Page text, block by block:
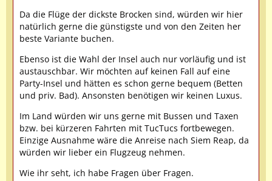
Da die Flüge der dickste Brocken sind, würden wir hier
natürlich gerne die günstigste und von den Zeiten her
beste Variante buchen.
Ebenso ist die Wahl der Insel auch nur vorläufig und ist
austauschbar. Wir möchten auf keinen Fall auf eine
Party-Insel und hätten es schon gerne bequem (Betten
und priv. Bad). Ansonsten benötigen wir keinen Luxus.
Im Land würden wir uns gerne mit Bussen und Taxen
bzw. bei kürzeren Fahrten mit TucTucs fortbewegen.
Einzige Ausnahme wäre die Anreise nach Siem Reap, da
würden wir lieber ein Flugzeug nehmen.
Wie ihr seht, ich habe Fragen über Fragen.